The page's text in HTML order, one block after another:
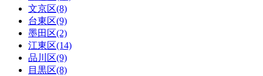
文京区(8)
台東区(9)
墨田区(2)
江東区(14)
品川区(9)
目黒区(8)